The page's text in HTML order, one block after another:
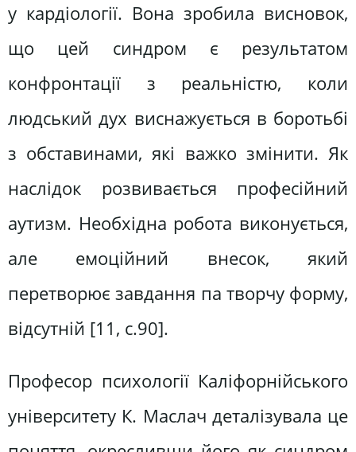
у кардіології. Вона зробила висновок,
що цей синдром є результатом
конфронтації з реальністю, коли
людський дух виснажується в боротьбі
з обставинами, які важко змінити. Як
наслідок розвивається професійний
аутизм. Необхідна робота виконується,
але емоційний внесок, який
перетворює завдання па творчу форму,
відсутній [11, с.90].
Професор психології Каліфорнійського
університету К. Маслач деталізувала це